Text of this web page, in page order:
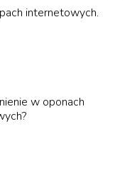
internetowych.
w oponach